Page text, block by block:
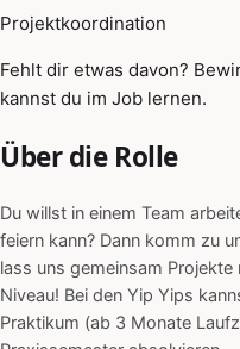
Projektkoordination
Fehlt dir etwas davon?
kannst du im Job lernen.
Über die Rolle
Du willst in einem Team
feiern kann? Dann komm zu
lass uns gemeinsam
Niveau! Bei den Yip Yips
Praktikum (ab 3 Monate